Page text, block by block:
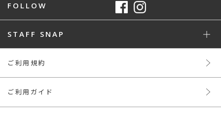
FOLLOW
STAFF SNAP
ご利用規約
ご利用ガイド